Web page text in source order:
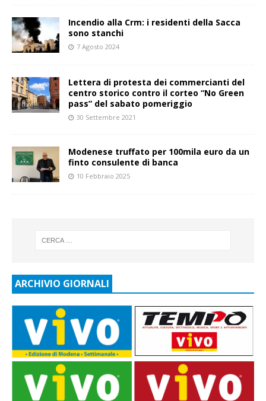
Incendio alla Crm: i residenti della Sacca
sono stanchi
7 Agosto 2024
Lettera di protesta dei commercianti del
centro storico contro il corteo “No Green
pass” del sabato pomeriggio
30 Settembre 2021
Modenese truffato per 100mila euro da un
finto consulente di banca
10 Febbraio 2025
ARCHIVIO GIORNALI